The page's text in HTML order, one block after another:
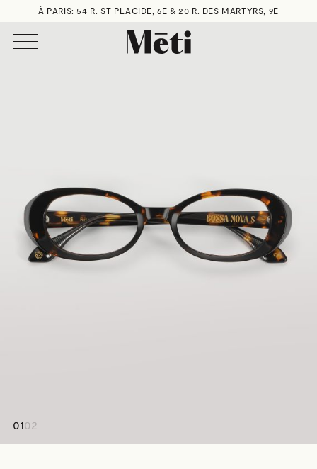
À PARIS: 54 R. ST PLACIDE, 6E & 20 R. DES MARTYRS, 9E
0102